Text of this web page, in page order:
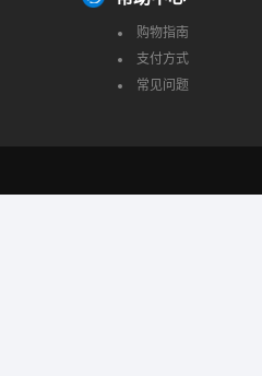
购物指南
支付方式
常见问题